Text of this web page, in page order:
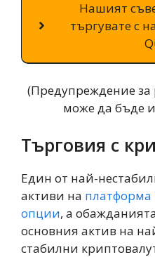
Нашият
търгувате с
(Предупреждение
може да бъде
Търговия с
Един от най-
активи на платформа
опции, а
основния актив на
стабилни